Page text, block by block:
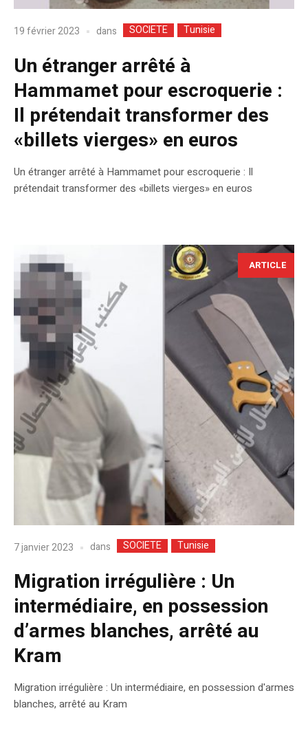
19 février 2023 dans SOCIETE Tunisie
Un étranger arrêté à
Hammamet pour escroquerie :
Il prétendait transformer des
«billets vierges» en euros
Un étranger arrêté à Hammamet pour escroquerie : Il
prétendait transformer des «billets vierges» en euros
ARTICLE
7 janvier 2023 dans SOCIETE Tunisie
Migration irrégulière : Un
intermédiaire, en possession
d’armes blanches, arrêté au
Kram
Migration irrégulière : Un intermédiaire, en possession d'armes
blanches, arrêté au Kram